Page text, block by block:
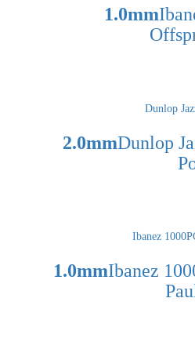
Dunlop
Ibanez